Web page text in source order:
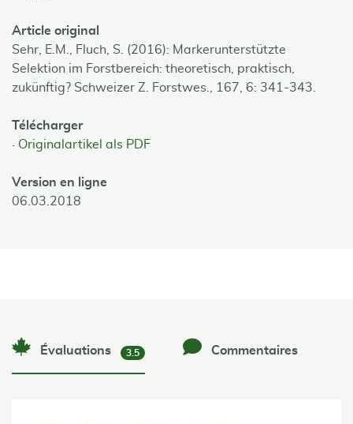
Article original
Sehr, E.M., Fluch, S. (2016): Markerunterstützte
Selektion im Forstbereich: theoretisch, praktisch,
zukünftig? Schweizer Z. Forstwes., 167, 6: 341-343.
Télécharger
Originalartikel als PDF
Version en ligne
06.03.2018
Évaluations 3.5 Commentaires